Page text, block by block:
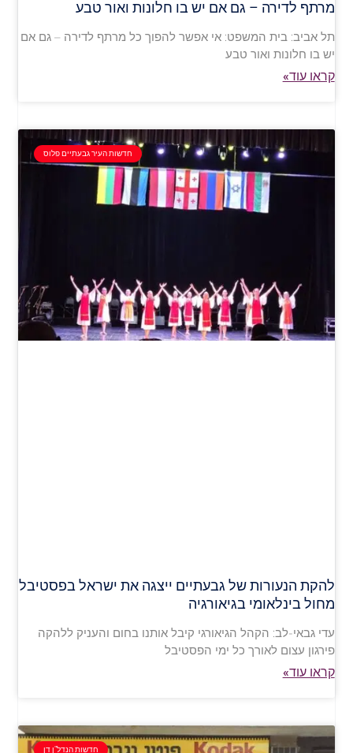
מרתף לדירה – גם אם יש בו חלונות ואור טבע
תל אביב: בית המשפט: אי אפשר להפוך כל מרתף לדירה – גם אם
יש בו חלונות ואור טבע
קראו עוד»
חדשות העיר גבעתיים פלוס
להקת הנעורות של גבעתיים ייצגה את ישראל בפסטיבל
מחול בינלאומי בגיאורגיה
עדי גבאי-לב: הקהל הגיאורגי קיבל אותנו בחום והעניק ללהקה
פירגון עצום לאורך כל ימי הפסטיבל
קראו עוד»
חדשות הנדל"ן דן